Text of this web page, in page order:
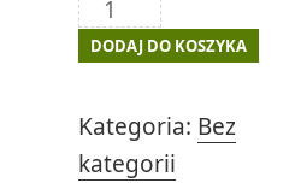
ilość
Znaczek
nr
313
DODAJ DO KOSZYKA
Kategoria: Bez
kategorii